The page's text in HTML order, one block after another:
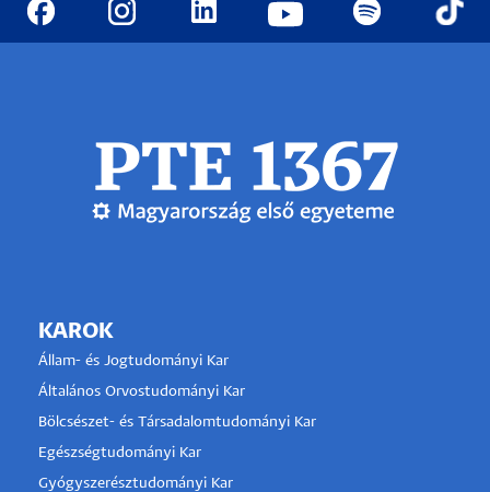
KAROK
Állam- és Jogtudományi Kar
Általános Orvostudományi Kar
Bölcsészet- és Társadalomtudományi Kar
Egészségtudományi Kar
Gyógyszerésztudományi Kar